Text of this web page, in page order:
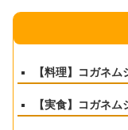
【料理】コガネム
【実食】コガネム